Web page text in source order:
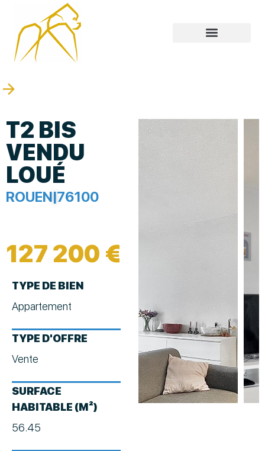
T2 BIS
VENDU
LOUÉ
ROUEN|76100
127 200 €
TYPE DE BIEN
Appartement
TYPE D'OFFRE
Vente
SURFACE
HABITABLE (M²)
56.45